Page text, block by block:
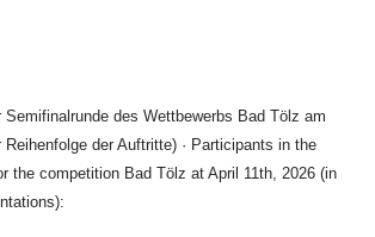
Semifinalrunde des Wettbewerbs Bad Tölz am
Reihenfolge der Auftritte) · Participants in the
the competition Bad Tölz at April 11th, 2026 (in